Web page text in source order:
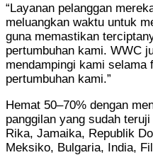
“Layanan pelanggan
meluangkan waktu untuk
guna memastikan
pertumbuhan kami. WWC
mendampingi kami
pertumbuhan kami.”
Hemat 50–70% dengan
panggilan yang sudah
Rika, Jamaika, Republik
Meksiko, Bulgaria, India,